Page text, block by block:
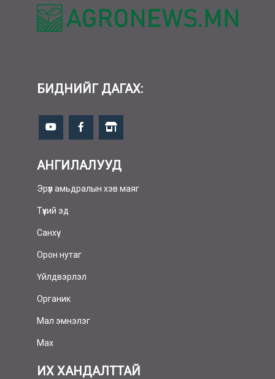
БИДНИЙГ ДАГАХ:
АНГИЛАЛУУД
Эрүүл амьдралын хэв маяг
Түүхий эд
Санхүү
Орон нутаг
Үйлдвэрлэл
Органик
Мал эмнэлэг
Мах
ИХ ХАНДАЛТТАЙ